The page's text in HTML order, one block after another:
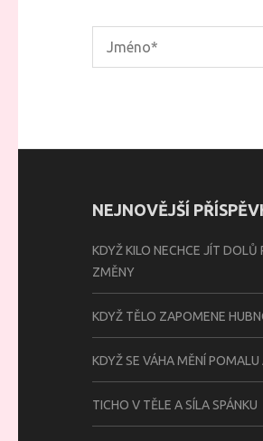
NEJNOVĚJŠÍ
KDYŽ KILO NECHCE JÍT DOLŮ
ZMĚNY
KDYŽ TĚLO ZAPOMENE
KDYŽ SE VÁHA MĚNÍ POMALU
TICHO V TĚLE A SÍLA SPÁNKU